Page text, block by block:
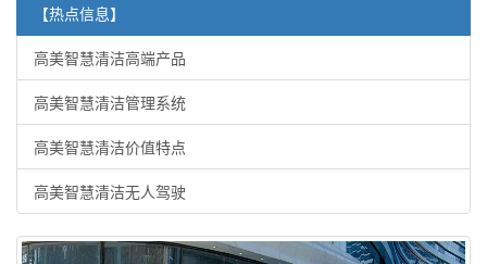
【热点信息】
高美智慧清洁高端产品
高美智慧清洁管理系统
高美智慧清洁价值特点
高美智慧清洁无人驾驶